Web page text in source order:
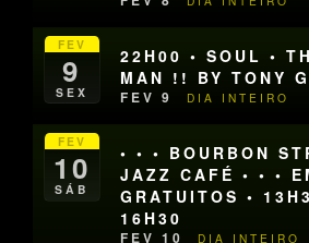
FEV
9
SEX
22H00 • SOUL •
MAN !! BY TONY
FEV 9 DIA INTEIRO
FEV
10
SÁB
• • • BOURBON
JAZZ CAFÉ • • •
GRATUITOS •
16H30
FEV 10 DIA INTEIRO